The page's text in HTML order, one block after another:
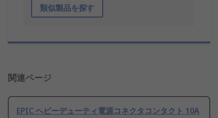
類似製品を探す
関連ページ
EPIC ヘビーデューティ電源コネクタコンタクト 10A